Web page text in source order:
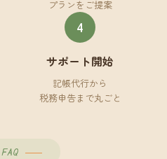
プランをご提案
4
サポート開始
記帳代行から
税務申告まで丸ごと
FAQ